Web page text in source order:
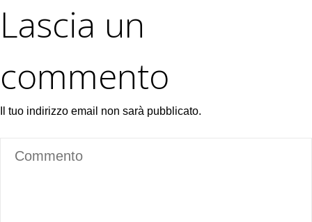
Lascia un
commento
Il tuo indirizzo email non sarà pubblicato.